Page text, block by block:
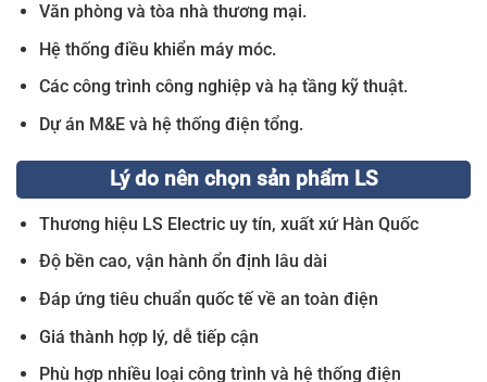
Văn phòng và tòa nhà thương mại.
Hệ thống điều khiển máy móc.
Các công trình công nghiệp và hạ tầng kỹ thuật.
Dự án M&E và hệ thống điện tổng.
Lý do nên chọn sản phẩm LS
Thương hiệu LS Electric uy tín, xuất xứ Hàn Quốc
Độ bền cao, vận hành ổn định lâu dài
Đáp ứng tiêu chuẩn quốc tế về an toàn điện
Giá thành hợp lý, dễ tiếp cận
Phù hợp nhiều loại công trình và hệ thống điện